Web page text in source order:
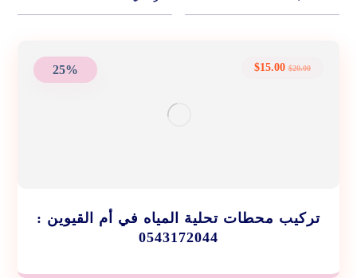
25%
تركيب محطات تحلية المياه في أم القيوين :
0543172044
$20.00
$15.00